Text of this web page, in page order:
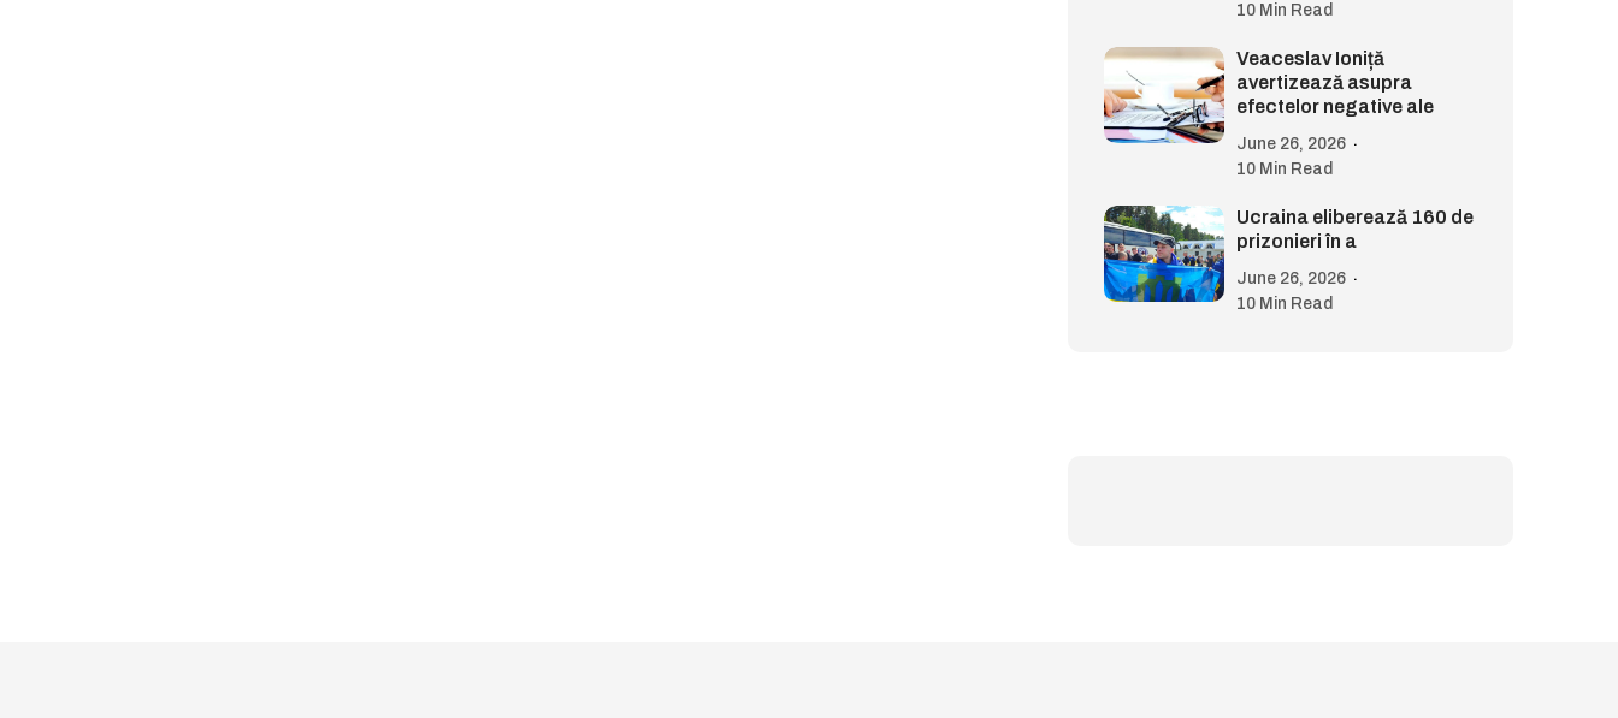
10 Min Read
Veaceslav Ioniță
avertizează asupra
efectelor negative ale
June 26, 2026
10 Min Read
Ucraina eliberează 160 de
prizonieri în a
June 26, 2026
10 Min Read